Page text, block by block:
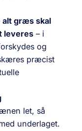
alt græs skal
leveres – i
og
præcist
let, så
underlaget.